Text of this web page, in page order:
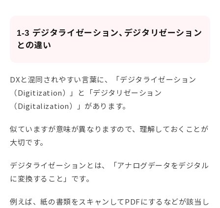
1-3 デジタライゼーション、デジタリゼーション
との違い
DXと混同されやすい言葉に、「デジタライゼーション
（Digitization）」と「デジタリゼーション
（Digitalization）」があります。
似ていますが意味が異なりますので、理解しておくことが
大切です。
デジタライゼーションとは、「アナログデータをデジタル
に変換すること」です。
例えば、紙の書類をスキャンしてPDFにするなどが該当し